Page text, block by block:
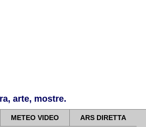
arte, mostre.
METEO VIDEO ARS DIRETTA